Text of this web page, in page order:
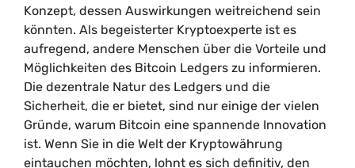
Konzept, dessen Auswirkungen weitreichend sein
könnten. Als begeisterter Kryptoexperte ist es
aufregend, andere Menschen über die Vorteile und
Möglichkeiten des Bitcoin Ledgers zu informieren.
Die dezentrale Natur des Ledgers und die
Sicherheit, die er bietet, sind nur einige der vielen
Gründe, warum Bitcoin eine spannende Innovation
ist. Wenn Sie in die Welt der Kryptowährung
eintauchen möchten, lohnt es sich definitiv, den